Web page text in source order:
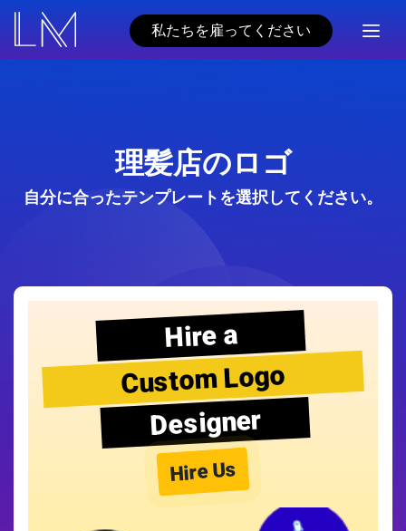
私たちを雇ってください
理髪店のロゴ
自分に合ったテンプレートを選択してください。
Hire a
Custom Logo
Designer
Hire Us